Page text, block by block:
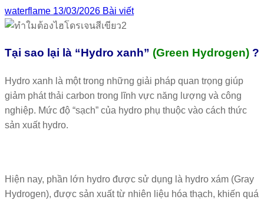
waterflame 13/03/2026 Bài viết
Tại sao lại là “Hydro xanh” (Green Hydrogen) ?
Hydro xanh là một trong những giải pháp quan trọng giúp
giảm phát thải carbon trong lĩnh vực năng lượng và công
nghiệp. Mức độ “sạch” của hydro phụ thuộc vào cách thức
sản xuất hydro.
Hiện nay, phần lớn hydro được sử dụng là hydro xám (Gray
Hydrogen), được sản xuất từ nhiên liệu hóa thạch, khiến quá